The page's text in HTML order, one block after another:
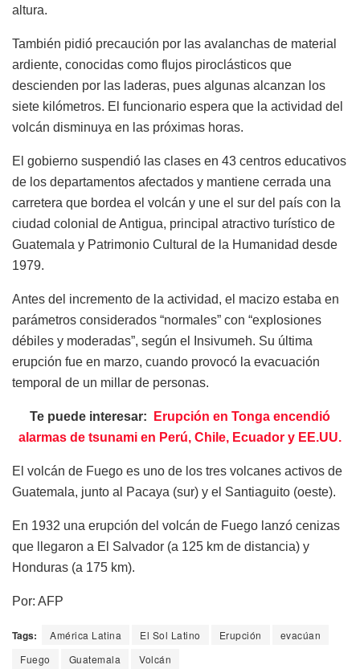
altura.
También pidió precaución por las avalanchas de material
ardiente, conocidas como flujos piroclásticos que
descienden por las laderas, pues algunas alcanzan los
siete kilómetros. El funcionario espera que la actividad del
volcán disminuya en las próximas horas.
El gobierno suspendió las clases en 43 centros educativos
de los departamentos afectados y mantiene cerrada una
carretera que bordea el volcán y une el sur del país con la
ciudad colonial de Antigua, principal atractivo turístico de
Guatemala y Patrimonio Cultural de la Humanidad desde
1979.
Antes del incremento de la actividad, el macizo estaba en
parámetros considerados “normales” con “explosiones
débiles y moderadas”, según el Insivumeh. Su última
erupción fue en marzo, cuando provocó la evacuación
temporal de un millar de personas.
Te puede interesar:
Erupción en Tonga encendió
alarmas de tsunami en Perú, Chile, Ecuador y EE.UU.
El volcán de Fuego es uno de los tres volcanes activos de
Guatemala, junto al Pacaya (sur) y el Santiaguito (oeste).
En 1932 una erupción del volcán de Fuego lanzó cenizas
que llegaron a El Salvador (a 125 km de distancia) y
Honduras (a 175 km).
Por: AFP
Tags: América Latina El Sol Latino Erupción
evacúan
Fuego
Guatemala Volcán